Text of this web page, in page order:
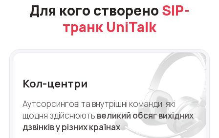
Для кого створено SIP-
транк UniTalk
Кол-центри
Аутсорсингові та внутрішні команди, які
щодня здійснюють великий обсяг вихідних
дзвінків у різних країнах